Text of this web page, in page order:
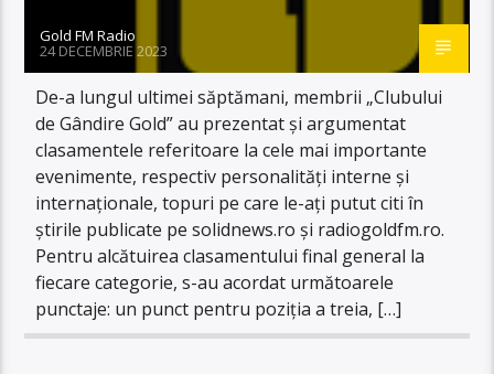
Gold FM Radio
24 DECEMBRIE 2023
De-a lungul ultimei săptămani, membrii „Clubului
de Gândire Gold” au prezentat și argumentat
clasamentele referitoare la cele mai importante
evenimente, respectiv personalități interne și
internaționale, topuri pe care le-ați putut citi în
știrile publicate pe solidnews.ro și radiogoldfm.ro.
Pentru alcătuirea clasamentului final general la
fiecare categorie, s-au acordat următoarele
punctaje: un punct pentru poziția a treia, […]